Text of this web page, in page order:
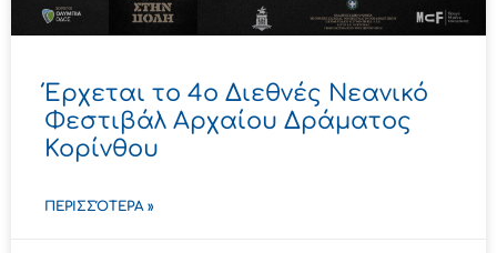
Έρχεται το 4ο Διεθνές Νεανικό
Φεστιβάλ Αρχαίου Δράματος
Κορίνθου
ΠΕΡΙΣΣΌΤΕΡΑ »